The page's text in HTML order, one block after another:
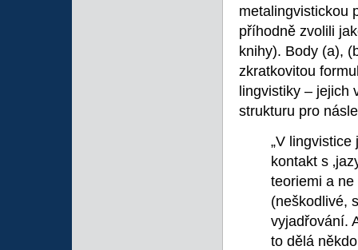
metalingvistickou
příhodně zvolili
knihy). Body (a),
zkratkovitou
lingvistiky –
strukturu pro
„V
kontakt s
teoriemi a
(neškodlivé,
vyjadřování.
to dělá